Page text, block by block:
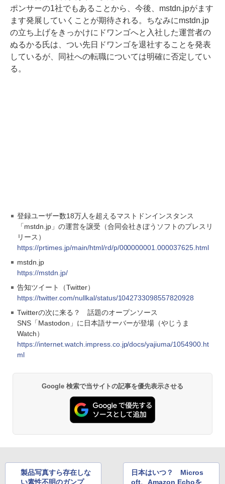
ポンサーの1社でもあることから、今後、mstdn.jpがます
ます発展していくことが期待される。ちなみにmstdn.jp
の立ち上げをきっかけにドワンゴへと入社した運営者の
ぬるかる氏は、つい先日ドワンゴを退社することを発表
しているが、同社への転職については明確に否定してい
る。
登録ユーザー数18万人を超えるマストドンインスタンス
「mstdn.jp」の運営を譲受（合同会社きぼうソフトのプレスリ
リース）
https://prtimes.jp/main/html/rd/p/000000001.000037625.html
mstdn.jp
https://mstdn.jp/
告知ツイート（Twitter）
https://twitter.com/nullkal/status/1042733098557820928
Twitterの次に来る？ 話題のオープンソース
SNS「Mastodon」に日本語サーバーが登場（やじうま
Watch）
https://internet.watch.impress.co.jp/docs/yajiuma/1054900.ht
ml
Google 検索で当サイトの記事を優先表示させる
製品写真すら存在しな
い素性不明のガンプ
日本はいつ？ Micros
oft、Amazon Echoを